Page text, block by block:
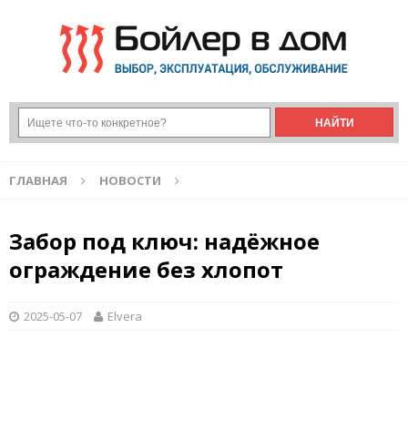
ГЛАВНАЯ НОВОСТИ
Забор под ключ: надёжное
ограждение без хлопот
2025-05-07 Elvera